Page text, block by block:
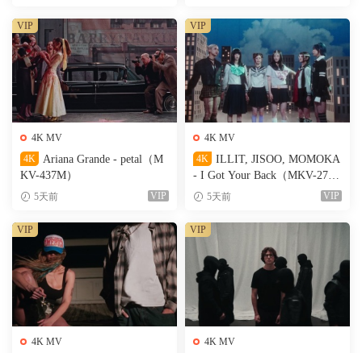
4K MV
4K
Ariana Grande - petal（M
KV-437M）
5天前 VIP
VIP
4K MV
4K
ILLIT, JISOO, MOMOKA
- I Got Your Back（MKV-274
M）5天前 VIP
VIP
4K MV
VIP
4K MV
VIP